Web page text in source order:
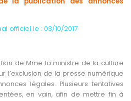
officiel le : 03/10/2017
de Mme la ministre de la culture
l’exclusion de la presse numérique
légales. Plusieurs tentatives
en vain, afin de mettre fin à